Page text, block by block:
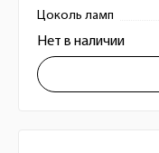
Цоколь ламп
Нет в наличии